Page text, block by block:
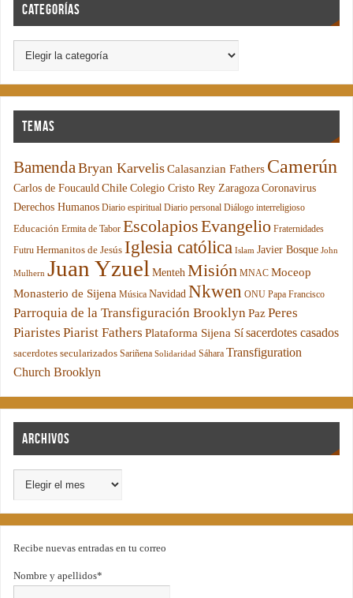
Categorías
Temas
BamendaBryan KarvelisCalasanzian Fathers Camerún
Carlos de Foucauld Chile Colegio Cristo Rey Zaragoza Coronavirus
Derechos Humanos Diario espiritual Diario personal Diálogo interreligioso
Educación Ermita de Tabor EscolapiosEvangelio Fraternidades
Futru Hermanitos de Jesús Iglesia católica Islam Javier Bosque John
Mulhern Juan Yzuel Menteh Misión MNAC Moceop
Monasterio de Sijena Música Navidad Nkwen ONU Papa Francisco
Parroquia de la Transfiguración Brooklyn Paz Peres
Piaristes Piarist Fathers Plataforma Sijena Sí sacerdotes casados
sacerdotes secularizados Sariñena Solidaridad Sáhara Transfiguration
Church Brooklyn
Archivos
Recibe nuevas entradas en tu correo
Nombre y apellidos*